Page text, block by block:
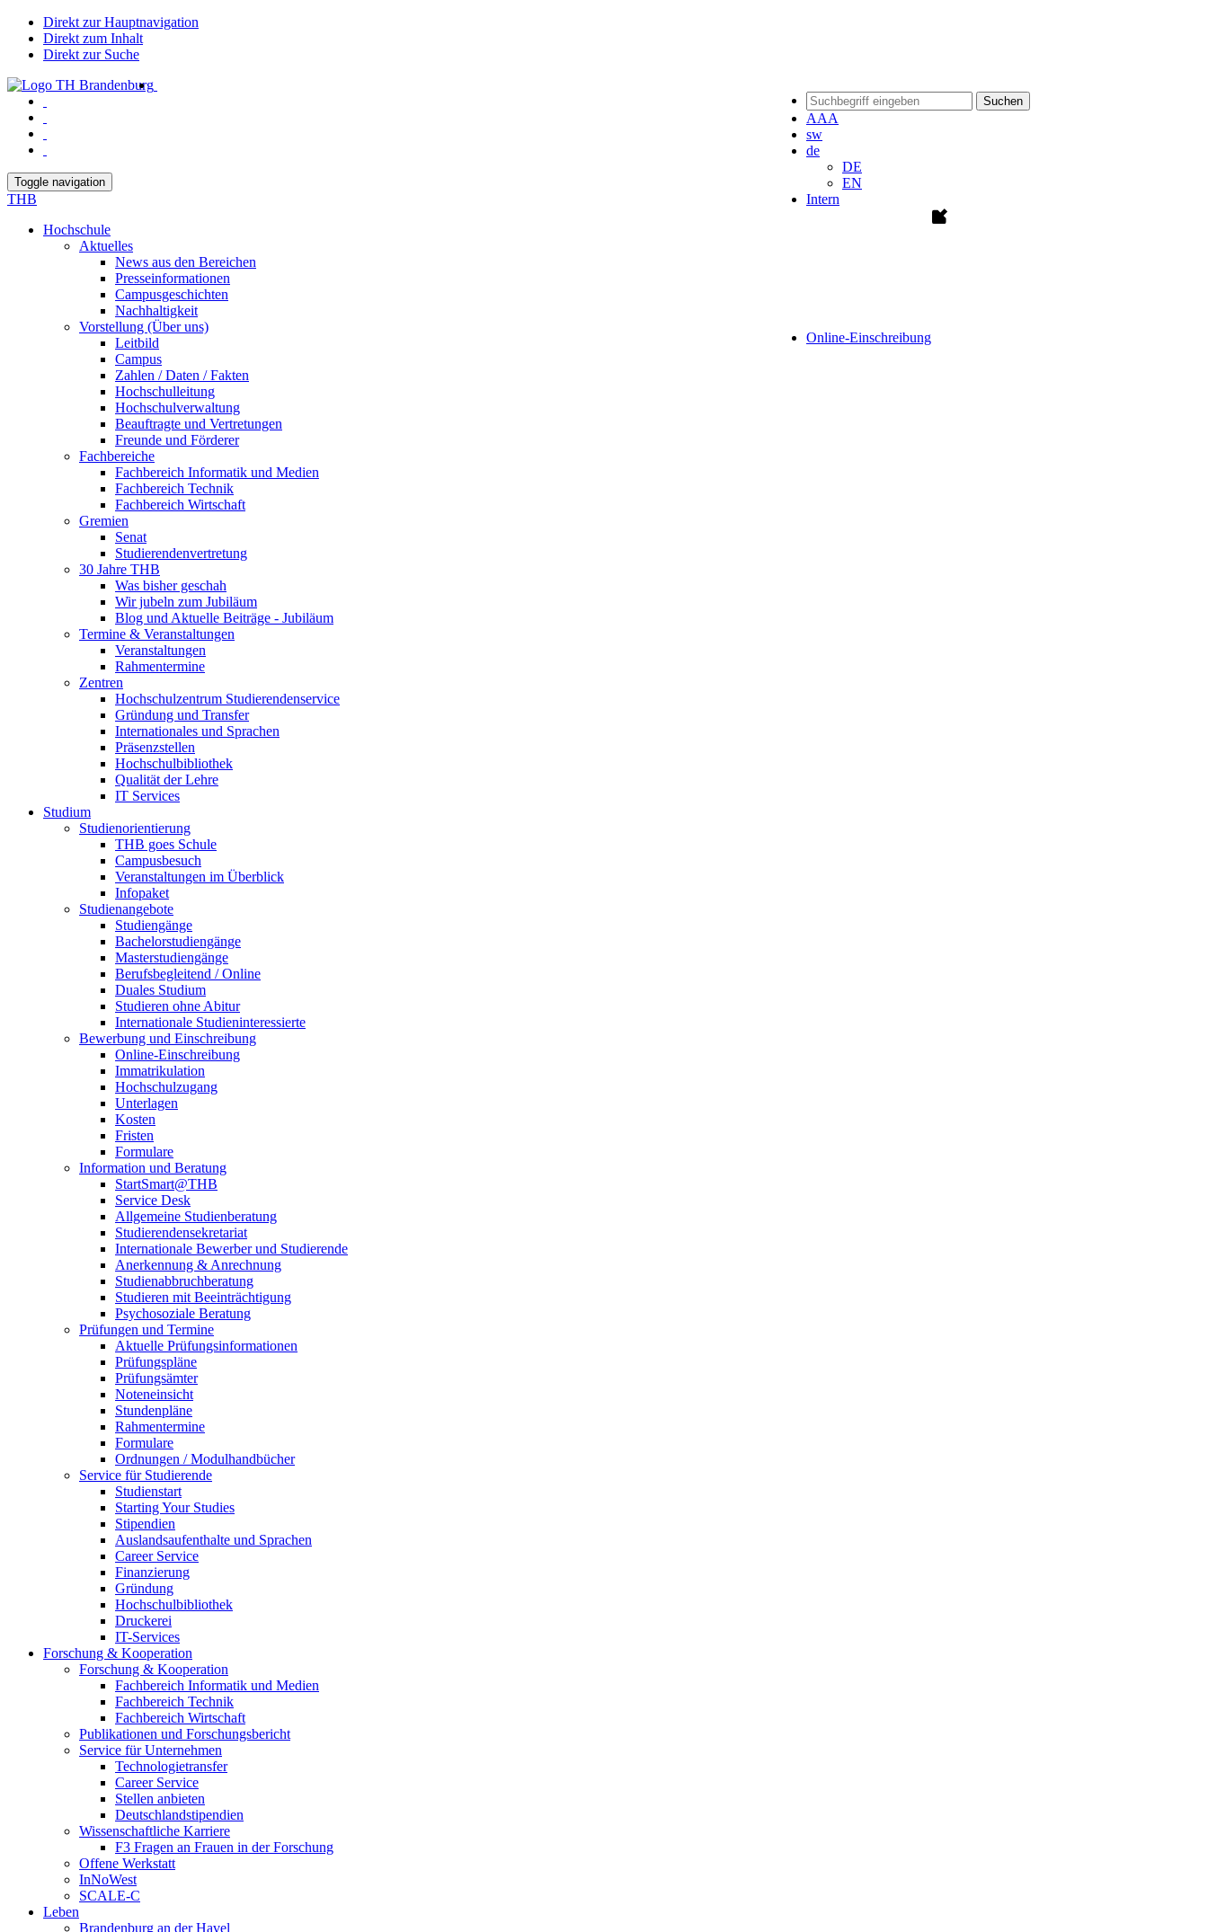
Direkt zur Hauptnavigation
Direkt zum Inhalt
Direkt zur Suche
Suchen
AAA
sw
de
DE
EN
Intern
Online-Einschreibung
Toggle navigation
THB
Hochschule
Aktuelles
News aus den Bereichen
Presseinformationen
Campusgeschichten
Nachhaltigkeit
Vorstellung (Über uns)
Leitbild
Campus
Zahlen / Daten / Fakten
Hochschulleitung
Hochschulverwaltung
Beauftragte und Vertretungen
Freunde und Förderer
Fachbereiche
Fachbereich Informatik und Medien
Fachbereich Technik
Fachbereich Wirtschaft
Gremien
Senat
Studierendenvertretung
30 Jahre THB
Was bisher geschah
Wir jubeln zum Jubiläum
Blog und Aktuelle Beiträge - Jubiläum
Termine & Veranstaltungen
Veranstaltungen
Rahmentermine
Zentren
Hochschulzentrum Studierendenservice
Gründung und Transfer
Internationales und Sprachen
Präsenzstellen
Hochschulbibliothek
Qualität der Lehre
IT Services
Studium
Studienorientierung
THB goes Schule
Campusbesuch
Veranstaltungen im Überblick
Infopaket
Studienangebote
Studiengänge
Bachelorstudiengänge
Masterstudiengänge
Berufsbegleitend / Online
Duales Studium
Studieren ohne Abitur
Internationale Studieninteressierte
Bewerbung und Einschreibung
Online-Einschreibung
Immatrikulation
Hochschulzugang
Unterlagen
Kosten
Fristen
Formulare
Information und Beratung
StartSmart@THB
Service Desk
Allgemeine Studienberatung
Studierendensekretariat
Internationale Bewerber und Studierende
Anerkennung & Anrechnung
Studienabbruchberatung
Studieren mit Beeinträchtigung
Psychosoziale Beratung
Prüfungen und Termine
Aktuelle Prüfungsinformationen
Prüfungspläne
Prüfungsämter
Noteneinsicht
Stundenpläne
Rahmentermine
Formulare
Ordnungen / Modulhandbücher
Service für Studierende
Studienstart
Starting Your Studies
Stipendien
Auslandsaufenthalte und Sprachen
Career Service
Finanzierung
Gründung
Hochschulbibliothek
Druckerei
IT-Services
Forschung & Kooperation
Forschung & Kooperation
Fachbereich Informatik und Medien
Fachbereich Technik
Fachbereich Wirtschaft
Publikationen und Forschungsbericht
Service für Unternehmen
Technologietransfer
Career Service
Stellen anbieten
Deutschlandstipendien
Wissenschaftliche Karriere
F3 Fragen an Frauen in der Forschung
Offene Werkstatt
InNoWest
SCALE-C
Leben
Brandenburg an der Havel